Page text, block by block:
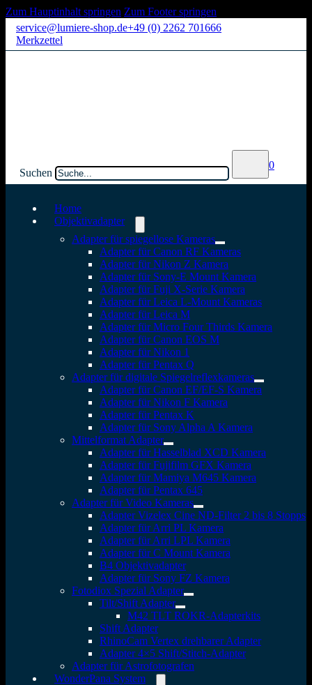
Zum Hauptinhalt springen Zum Footer springen
service@lumiere-shop.de+49 (0) 2262 701666
Merkzettel
Suchen
0
Home
Objektivadapter
Adapter für spiegellose Kameras
Adapter für Canon RF Kameras
Adapter für Nikon Z Kamera
Adapter für Sony-E Mount Kamera
Adapter für Fuji X-Serie Kamera
Adapter für Leica L-Mount Kameras
Adapter für Leica M
Adapter für Micro Four Thirds Kamera
Adapter für Canon EOS M
Adapter für Nikon 1
Adapter für Pentax Q
Adapter für digitale Spiegelreflexkameras
Adapter für Canon EF/EF-S Kamera
Adapter für Nikon F Kamera
Adapter für Pentax K
Adapter für Sony Alpha A Kamera
Mittelformat Adapter
Adapter für Hasselblad XCD Kamera
Adapter für Fujifilm GFX Kamera
Adapter für Mamiya M645 Kamera
Adapter für Pentax 645
Adapter für Video Kameras
Adapter Vizelex Cine ND-Filter 2 bis 8 Stopps
Adapter für Arri PL Kamera
Adapter für Arri LPL Kamera
Adapter für C Mount Kamera
B4 Objektivadapter
Adapter für Sony FZ Kamera
Fotodiox Spezial Adapter
Tilt/Shift Adapter
M42 TLT ROKR-Adapterkits
Shift Adapter
RhinoCam Vertex drehbarer Adapter
Adapter 4×5 Shift/Stitch-Adapter
Adapter für Astrofotografen
WonderPana System